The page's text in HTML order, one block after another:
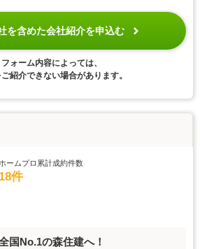
を含めた会社紹介を申込む
ォーム内容によっては、
紹介できない場合があります。
ホームプロ累計成約件数
18件
国No.1の森住建へ！